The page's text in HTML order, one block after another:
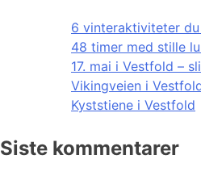
6 vinteraktiviteter
48 timer med stille
17. mai i Vestfold –
Vikingveien i
Kyststiene i Vestfold
Siste kommentarer